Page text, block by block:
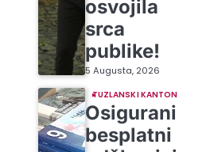
osvojila
srca
publike!
5 Augusta, 2026
TUZLANSKI KANTON
Osigurani
besplatni